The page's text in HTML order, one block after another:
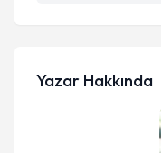
Yazar Hakkında